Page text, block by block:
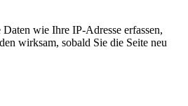
wie Ihre IP-Adresse erfassen,
wirksam, sobald Sie die Seite neu